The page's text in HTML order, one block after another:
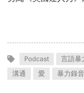
Podcast 言語暴
溝通
愛 暴力錄